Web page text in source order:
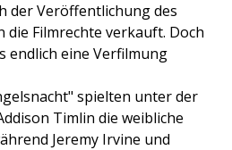
der Veröffentlichung des
die Filmrechte verkauft. Doch
endlich eine Verfilmung
spielten unter der
Timlin die weibliche
Jeremy Irvine und